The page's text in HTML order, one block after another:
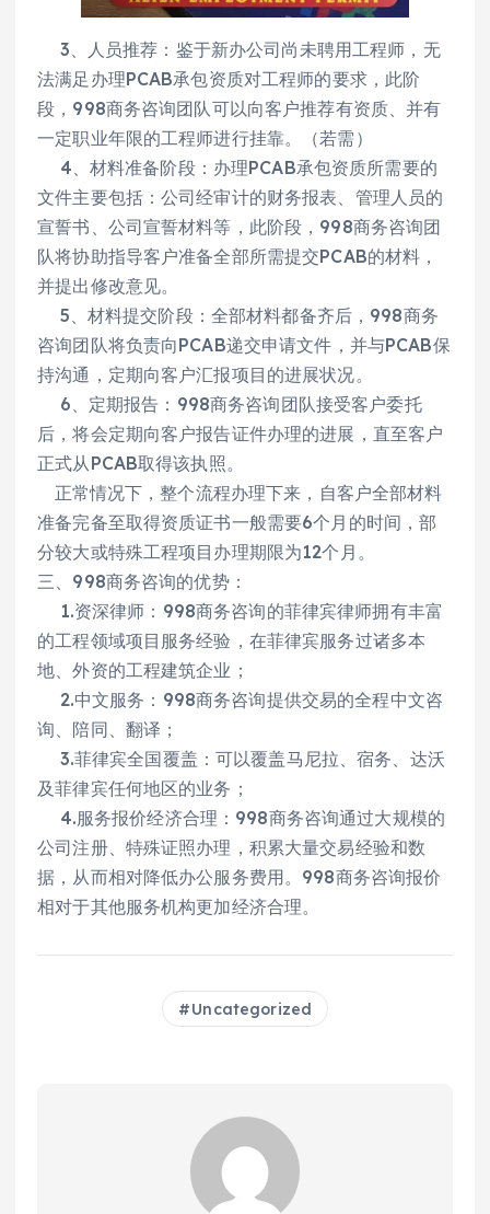
3、人员推荐：鉴于新办公司尚未聘用工程师，无
法满足办理PCAB承包资质对工程师的要求，此阶
段，998商务咨询团队可以向客户推荐有资质、并有
一定职业年限的工程师进行挂靠。（若需）
4、材料准备阶段：办理PCAB承包资质所需要的
文件主要包括：公司经审计的财务报表、管理人员的
宣誓书、公司宣誓材料等，此阶段，998商务咨询团
队将协助指导客户准备全部所需提交PCAB的材料，
并提出修改意见。
5、材料提交阶段：全部材料都备齐后，998商务
咨询团队将负责向PCAB递交申请文件，并与PCAB保
持沟通，定期向客户汇报项目的进展状况。
6、定期报告：998商务咨询团队接受客户委托
后，将会定期向客户报告证件办理的进展，直至客户
正式从PCAB取得该执照。
正常情况下，整个流程办理下来，自客户全部材料
准备完备至取得资质证书一般需要6个月的时间，部
分较大或特殊工程项目办理期限为12个月。
三、998商务咨询的优势：
1.资深律师：998商务咨询的菲律宾律师拥有丰富
的工程领域项目服务经验，在菲律宾服务过诸多本
地、外资的工程建筑企业；
2.中文服务：998商务咨询提供交易的全程中文咨
询、陪同、翻译；
3.菲律宾全国覆盖：可以覆盖马尼拉、宿务、达沃
及菲律宾任何地区的业务；
4.服务报价经济合理：998商务咨询通过大规模的
公司注册、特殊证照办理，积累大量交易经验和数
据，从而相对降低办公服务费用。998商务咨询报价
相对于其他服务机构更加经济合理。
Uncategorized